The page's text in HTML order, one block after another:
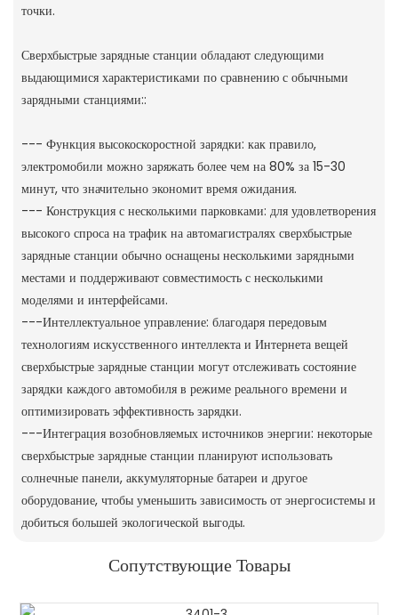
точки.
Сверхбыстрые зарядные станции обладают следующими
выдающимися характеристиками по сравнению с обычными
зарядными станциями::
--- Функция высокоскоростной зарядки: как правило,
электромобили можно заряжать более чем на 80% за 15-30
минут, что значительно экономит время ожидания.
--- Конструкция с несколькими парковками: для удовлетворения
высокого спроса на трафик на автомагистралях сверхбыстрые
зарядные станции обычно оснащены несколькими зарядными
местами и поддерживают совместимость с несколькими
моделями и интерфейсами.
---Интеллектуальное управление: благодаря передовым
технологиям искусственного интеллекта и Интернета вещей
сверхбыстрые зарядные станции могут отслеживать состояние
зарядки каждого автомобиля в режиме реального времени и
оптимизировать эффективность зарядки.
---Интеграция возобновляемых источников энергии: некоторые
сверхбыстрые зарядные станции планируют использовать
солнечные панели, аккумуляторные батареи и другое
оборудование, чтобы уменьшить зависимость от энергосистемы и
добиться большей экологической выгоды.
Сопутствующие Товары